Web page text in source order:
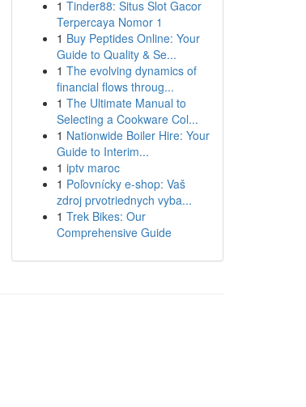
1 Tinder88: Situs Slot Gacor
Terpercaya Nomor 1
1 Buy Peptides Online: Your
Guide to Quality & Se...
1 The evolving dynamics of
financial flows throug...
1 The Ultimate Manual to
Selecting a Cookware Col...
1 Nationwide Boiler Hire: Your
Guide to Interim...
1 iptv maroc
1 Poľovnícky e-shop: Vaš
zdroj prvotriednych vyba...
1 Trek Bikes: Our
Comprehensive Guide